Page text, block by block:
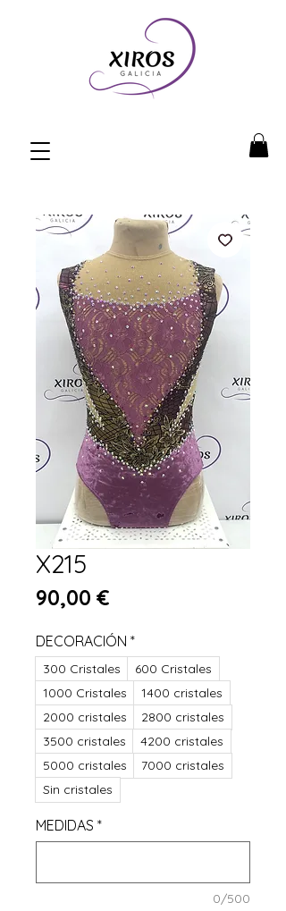
X215
90,00 €
DECORACIÓN *
300 Cristales
600 Cristales
1000 Cristales
1400 cristales
2000 cristales
2800 cristales
3500 cristales
4200 cristales
5000 cristales
7000 cristales
Sin cristales
MEDIDAS *
0/500